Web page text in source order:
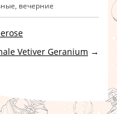
вечерние
Vetiver Geranium →